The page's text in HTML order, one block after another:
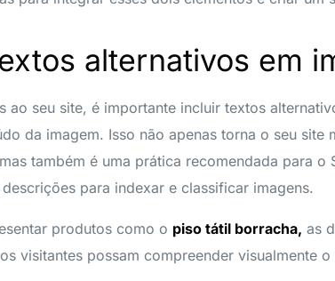
alternativos em
ao seu site, é importante incluir textos
da imagem. Isso não apenas torna o seu site
também é uma prática recomendada para o
para indexar e classificar imagens.
produtos como o piso tátil borracha, as
visitantes possam compreender visualmente